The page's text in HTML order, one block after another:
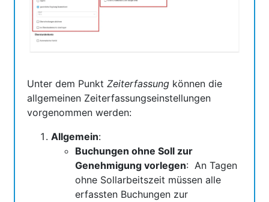
Unter dem Punkt Zeiterfassung können die
allgemeinen Zeiterfassungseinstellungen
vorgenommen werden:
Allgemein:
Buchungen ohne Soll zur
Genehmigung vorlegen: An Tagen
ohne Sollarbeitszeit müssen alle
erfassten Buchungen zur